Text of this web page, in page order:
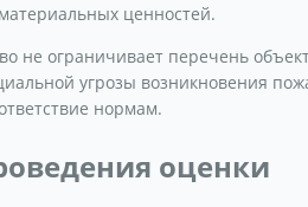
ценностей.
не ограничивает перечень
угрозы возникновения
нормам.
оценки